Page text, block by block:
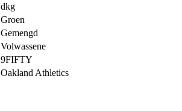
dkg
Groen
Gemengd
Volwassene
9FIFTY
Oakland Athletics